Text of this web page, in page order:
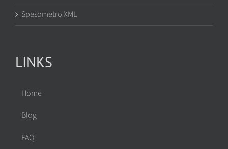
Spesometro XML
LINKS
Home
Blog
FAQ